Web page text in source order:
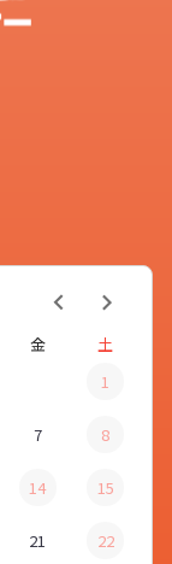
金
土
1
7 8
14 15
21 22